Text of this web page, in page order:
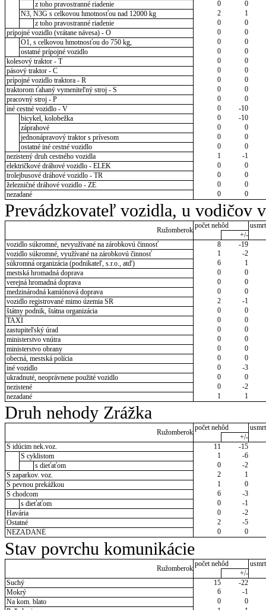
z toho pravostranné riadenie
0
0
N3, N3G s celkovou hmotnosťou nad 12000 kg
2
1
z toho pravostranné riadenie
0
0
prípojné vozidlo (vrátane návesa) - O
0
0
O1, s celkovou hmotnosťou do 750 kg,
0
0
ostatné prípojné vozidlo
0
0
kolesový traktor - T
0
0
pásový traktor - C
0
0
prípojné vozidlo traktora - R
0
0
traktorom ťahaný vymeniteľný stroj - S
0
0
pracovný stroj - P
0
0
iné cestné vozidlo - V
0
-10
bicykel, kolobežka
0
-10
záprahové
0
0
jednonápravový traktor s prívesom
0
0
ostatné iné cestné vozidlo
0
0
nezistený druh cestného vozidla
1
-1
električkové dráhové vozidlo - ELEK
0
0
trolejbusové dráhové vozidlo - TR
0
0
železničné dráhové vozidlo - ZE
0
0
nezadané
0 0
Prevádzkovateľ vozidla, u vodičov
Ružomberok
počet nehôd
+/-
vozidlo súkromné, nevyužívané na zárobkovú činnosť
8
-19
vozidlo súkromné, využívané na zárobkovú činnosť
1
-2
súkromná organizácia (podnikateľ, s.r.o., atď)
6
1
mestská hromadná doprava
0
0
verejná hromadná doprava
0
0
medzinárodná kamiónová doprava
0
0
vozidlo registrované mimo územia SR
2
-1
štátny podnik, štátna organizácia
0
0
TAXI
0
0
zastupiteľský úrad
0
0
ministerstvo vnútra
0
0
ministerstvo obrany
0
0
obecná, mestská polícia
0
0
iné vozidlo
0
-3
ukradnuté, neoprávnene použité vozidlo
0
0
nezistené
0
-2
nezadané
1 1
Druh nehody Zrážka
Ružomberok
počet nehôd
+/-
S idúcim nek.voz.
11
-15
S cyklistom
1
-6
s dieťaťom
0
-2
S zaparkov. voz.
2
1
S pevnou prekážkou
1
0
S chodcom
6
-3
s dieťaťom
0
-1
Havária
0
-2
Ostatné
2
-5
NEZADANÉ
0 0
Stav povrchu komunikácie
Ružomberok
počet nehôd
+/-
Suchý
15
-22
Mokrý
6
-1
Na kom. blato
0
0